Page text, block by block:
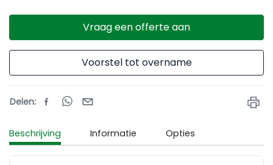
Vraag een offerte aan
Voorstel tot overname
Delen:
Beschrijving Informatie Opties